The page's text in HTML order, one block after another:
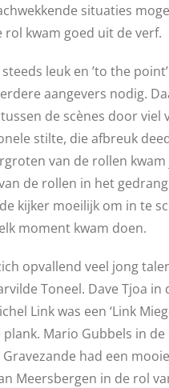
situaties
rol kwam goed uit de verf.
leuk en ’to the
aangevers nodig.
de scènes door viel
stilte, die afbreuk
van de rollen
de rollen in het
kijker moeilijk om in te
moment kwam doen.
opvallend veel jong
Toneel. Dave Tjoa in
Link was een ‘Link
Mario Gubbels in de
had een
Meersbergen in de rol